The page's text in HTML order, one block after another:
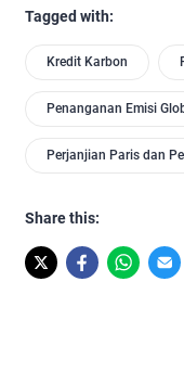
Tagged with:
Kredit Karbon
Penanganan Emisi
Perjanjian Paris dan
Share this: